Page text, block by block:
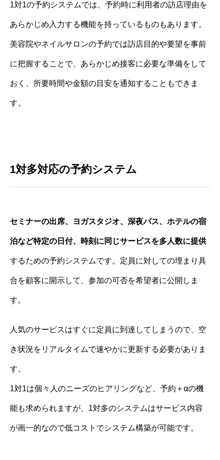
1対1の予約システムでは、予約時に利用者の訪店理由を
あらかじめ入力する機能を持っているものもあります。
美容院やネイルサロンの予約では訪店目的や要望を事前
に把握することで、あらかじめ接客に必要な準備をして
おく、所要時間や金額の目安を通知することもできま
す。
1対多対応の予約システム
セミナーの出席、ヨガスタジオ、深夜バス、ホテルの宿
泊など特定の日付、時刻に同じサービスを多人数に提供
するための予約システムです。定員に対しての埋まり具
合を顧客に開示して、参加の可否を希望者に公開しま
す。
人気のサービスはすぐに定員に到達してしまうので、空
き状況をリアルタイムで速やかに更新する必要がありま
す。
1対1は個々人のニーズのヒアリングなど、予約＋αの機
能も求められますが、1対多のシステムはサービス内容
が画一的なので低コストでシステム構築が可能です。